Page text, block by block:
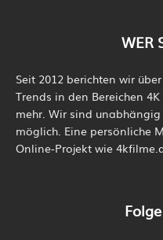
WER
Seit 2012 berichten wir
Trends in den Bereichen
mehr. Wir sind
möglich. Eine persönliche
Online-Projekt wie